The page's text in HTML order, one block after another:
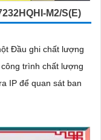
M2/S(E)
Đầu ghi chất lượng
trình chất lượng